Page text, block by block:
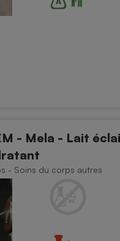
- Mela - Lait
- Soins du corps autres